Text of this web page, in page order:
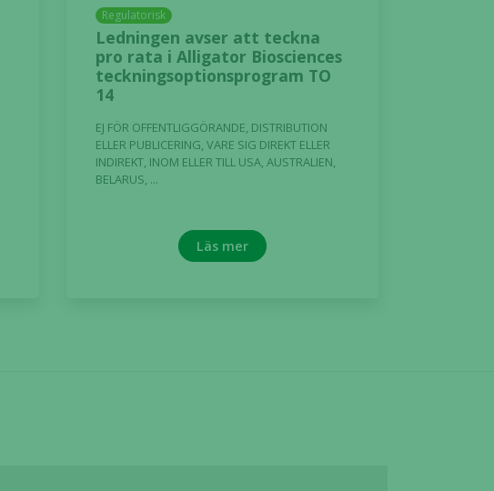
Regulatorisk
Ledningen avser att teckna
pro rata i Alligator Biosciences
teckningsoptionsprogram TO
14
EJ FÖR OFFENTLIGGÖRANDE, DISTRIBUTION
ELLER PUBLICERING, VARE SIG DIREKT ELLER
INDIREKT, INOM ELLER TILL USA, AUSTRALIEN,
BELARUS, ...
Läs mer